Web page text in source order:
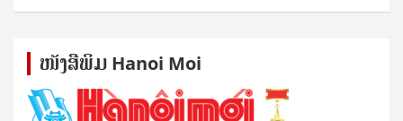
ໜັງ​ສື​ພິມ Hanoi Moi